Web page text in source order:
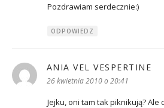
Pozdrawiam serdecznie:)
ODPOWIEDZ
ANIA VEL VESPERTINE
26 kwietnia 2010 o 20:41
Jejku, oni tam tak piknikują? Ale